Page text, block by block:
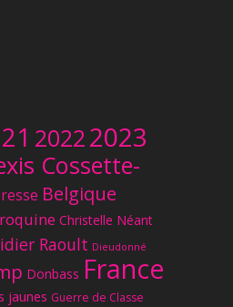
20222023
Cossette-
Belgique
Christelle Néant
Raoult Dieudonné
Donbass France
jaunes Guerre de Classe